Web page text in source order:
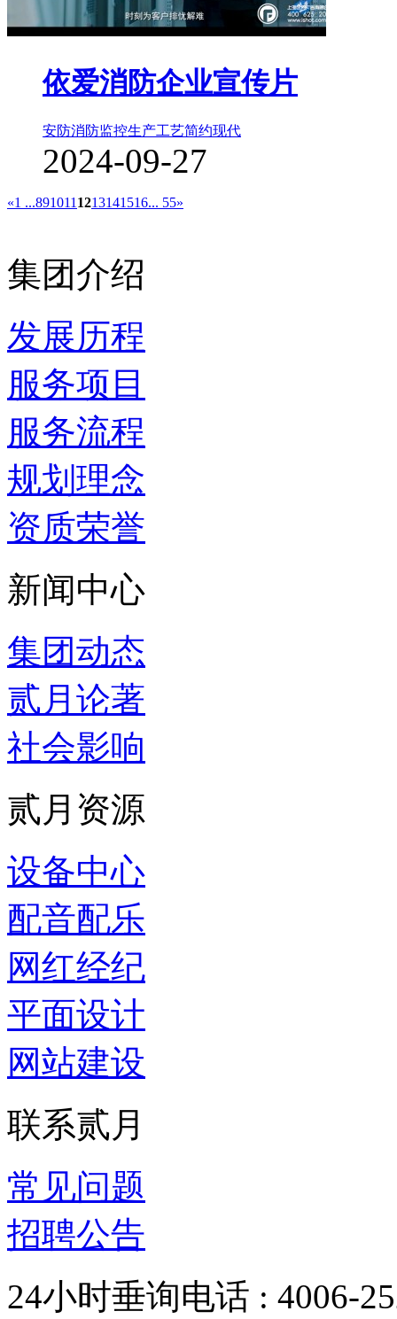
依爱消防企业宣传片
安防消防监控生产工艺简约现代
2024-09-27
«1 ...891011 1213141516... 55»
集团介绍
发展历程
服务项目
服务流程
规划理念
资质荣誉
新闻中心
集团动态
贰月论著
社会影响
贰月资源
设备中心
配音配乐
网红经纪
平面设计
网站建设
联系贰月
常见问题
招聘公告
24小时垂询电话 : 4006-